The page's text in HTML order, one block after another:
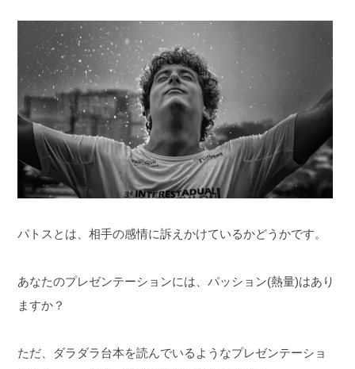
パトスとは、相手の感情に訴えかけているかどうかです。
あなたのプレゼンテーションには、パッション(熱量)はあり
ますか？
ただ、ダラダラ台本を読んでいるようなプレゼンテーショ